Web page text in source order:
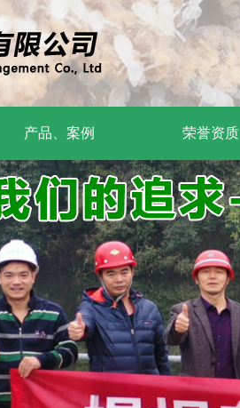
产品、案例 荣誉资质